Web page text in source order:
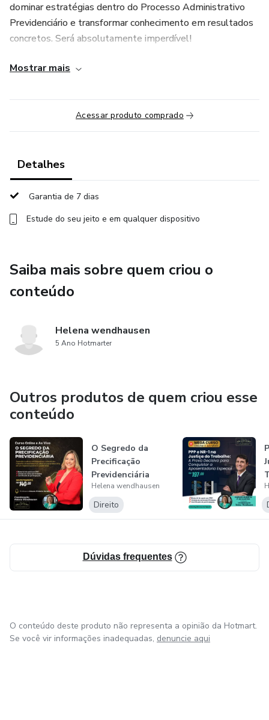
dominar estratégias dentro do Processo Administrativo
Previdenciário e transformar conhecimento em resultados
concretos. Será absolutamente imperdível!
🎯 Veja o MARAVILHOSO CONTEÚDO
1)✨A importância do Direito Administrativo da Previdência
Social para atuar com o Direito Previdenciário.
2)✨Dominando a lógica do ato administrativo e utilizando
ela a favor do segurado na Previdência social.
Casos práticos.
prática. Como usar a LAI – Lei de Acesso à informação?
5)✨Boas práticas para requerimentos administrativos.
6)✨Cuidado com as cartas de exigências.
7)✨Justificação administrativa e suas fontes.
9)✨Laudos médicos, sociais e biopsicossociais.
10)✨Análise crítica de decisões administrativa.
11)✨Revisão administrativa: é possível reverter?
12)✨Recursos ordinário ao JRPS e especial a CAJ.
14)✨ Mandado de segurança.
Mostrar mais
Acessar produto comprado
Detalhes
Garantia de 7 dias
Estude do seu jeito e em qualquer dispositivo
Saiba mais sobre quem criou o
conteúdo
Helena wendhausen
5 Ano Hotmarter
Outros produtos de quem criou esse
conteúdo
O Segredo da
Precificação
Previdenciária
Helena wendhausen
Direito
Dúvidas frequentes
O conteúdo deste produto não representa a opinião da Hotmart.
Se você vir informações inadequadas, denuncie aqui